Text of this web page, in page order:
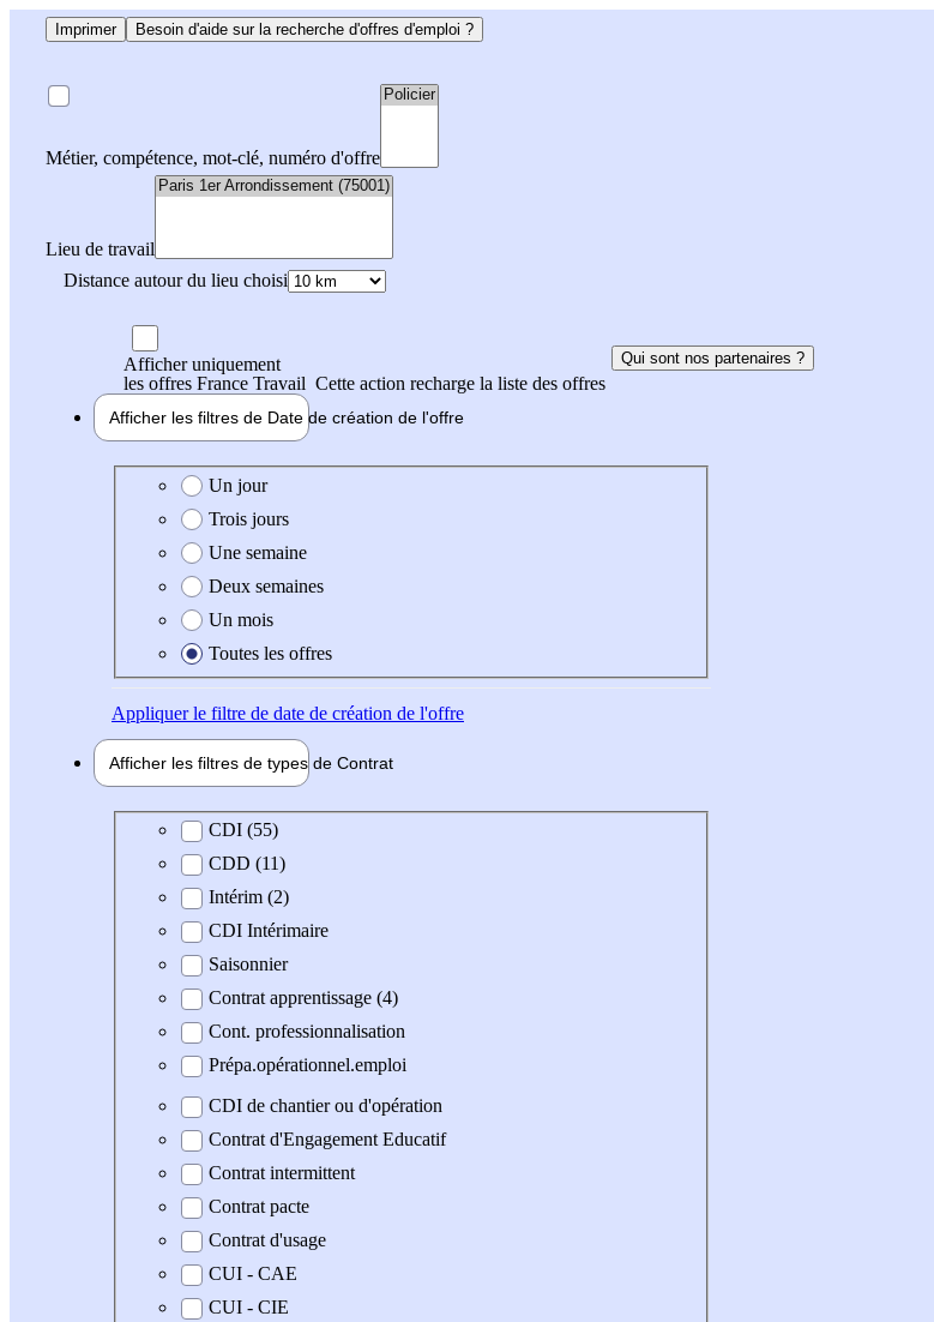
Imprimer Besoin d'aide sur la recherche d'offres d'emploi ?
Métier, compétence, mot-clé, numéro d'offre
Lieu de travail
Distance autour du lieu choisi
Afficher uniquement
les offres France Travail Cette action recharge la liste des offres
Qui sont nos partenaires ?
Afficher les filtres de Date de création de l'offre
Date de création de l'offre
Un jour
Trois jours
Une semaine
Deux semaines
Un mois
Toutes les offres
Appliquerle filtre de date de création de l'offre
Afficher les filtres de types de Contrat
Type de contratCDI (55)
CDD (11)
Intérim (2)
CDI Intérimaire
Saisonnier
Contrat apprentissage (4)
Cont. professionnalisation
Prépa.opérationnel.emploi
CDI de chantier ou d'opération
Contrat d'Engagement Educatif
Contrat intermittent
Contrat pacte
Contrat d'usage
CUI - CAE
CUI - CIE